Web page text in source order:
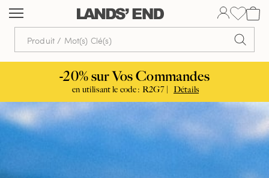
Aller
au
contenu
Aller
navigation
Aller
dans
barre
de
-20% sur Vos Commandes
en utilisant le code : R2G7 | Détails